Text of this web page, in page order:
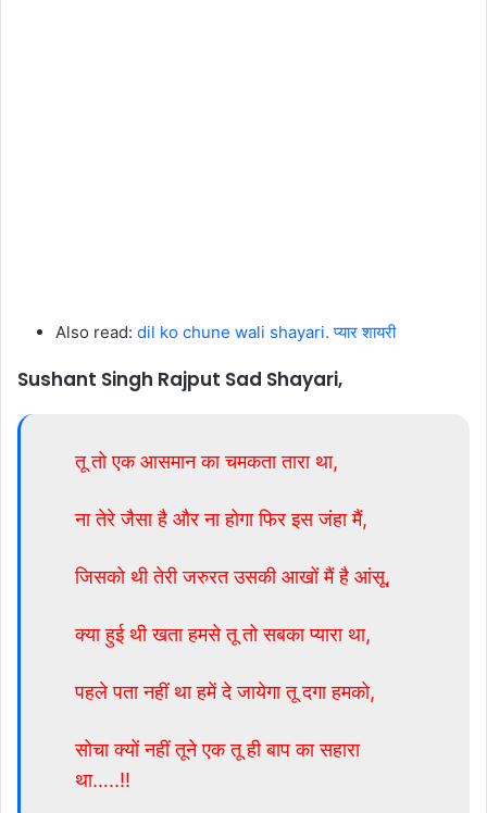
Also read: dil ko chune wali shayari. प्यार शायरी
Sushant Singh Rajput Sad Shayari,
तू तो एक आसमान का चमकता तारा था,
ना तेरे जैसा है और ना होगा फिर इस जंहा मैं,
जिसको थी तेरी जरुरत उसकी आखों मैं है आंसू,
क्या हुई थी खता हमसे तू तो सबका प्यारा था,
पहले पता नहीं था हमें दे जायेगा तू दगा हमको,
सोचा क्यों नहीं तूने एक तू ही बाप का सहारा
था…..!!